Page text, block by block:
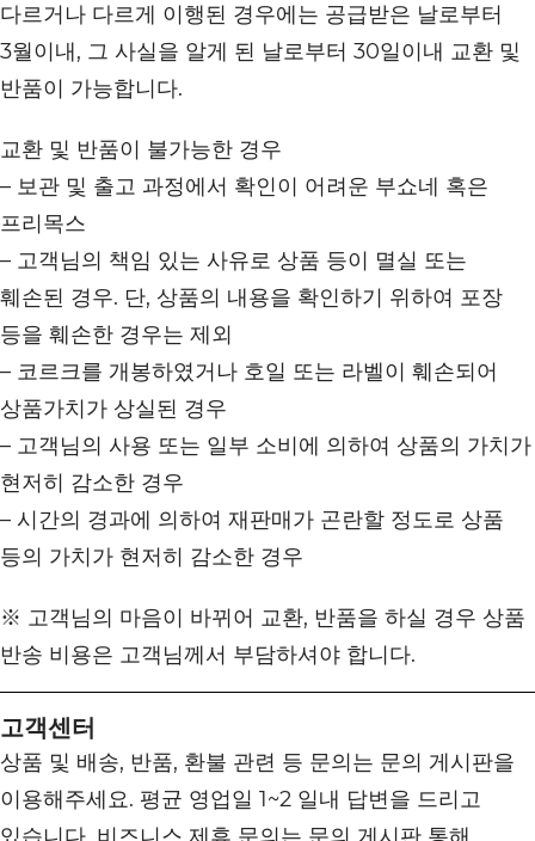
다르거나 다르게 이행된 경우에는 공급받은 날로부터
3월이내, 그 사실을 알게 된 날로부터 30일이내 교환 및
반품이 가능합니다.
교환 및 반품이 불가능한 경우
– 보관 및 출고 과정에서 확인이 어려운 부쇼네 혹은
프리목스
– 고객님의 책임 있는 사유로 상품 등이 멸실 또는
훼손된 경우. 단, 상품의 내용을 확인하기 위하여 포장
등을 훼손한 경우는 제외
– 코르크를 개봉하였거나 호일 또는 라벨이 훼손되어
상품가치가 상실된 경우
– 고객님의 사용 또는 일부 소비에 의하여 상품의 가치가
현저히 감소한 경우
– 시간의 경과에 의하여 재판매가 곤란할 정도로 상품
등의 가치가 현저히 감소한 경우
※ 고객님의 마음이 바뀌어 교환, 반품을 하실 경우 상품
반송 비용은 고객님께서 부담하셔야 합니다.
고객센터
상품 및 배송, 반품, 환불 관련 등 문의는 문의 게시판을
이용해주세요. 평균 영업일 1~2 일내 답변을 드리고